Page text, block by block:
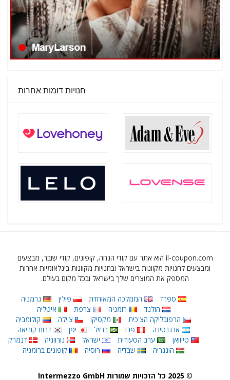
חנויות דומות אחרות
il-coupon.com הוא אתר עם קודי הנחה, קופונים, קודי שובר, מבצעים
ומבצעים לחנויות מקוונות בישראל ובחנויות מקוונות בינלאומיות אחרות
המספק את המוצרים שלך בישראל ובכל מקום בעולם.
ספרד הממלכה המאוחדת פולין
גרמניה
הולנד
רומניה צרפת
איטליה
הרפובליקה הצ'כית
מקסיקו צ'ילה
קולומביה
ארגנטינה
פרו ברזיל יפן
דרום קוריאה
טייוואן
ערב הסעודית ישראל נורווגיה
דנמרק
הונגריה
שבדיה רוסיה קופונים ברומניה
© 2025 כל הזכויות שמורות Intermezzo GmbH